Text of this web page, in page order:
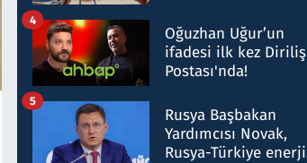
Oğuzhan Uğur’un
ifadesi ilk kez Diriliş
Postası'nda!
4
Rusya Başbakan
Yardımcısı Novak,
Rusya-Türkiye enerji
5